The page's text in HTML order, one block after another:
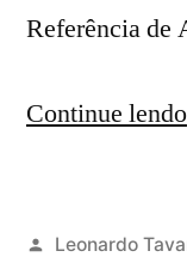
Referência de
Continue lendo
Leonardo